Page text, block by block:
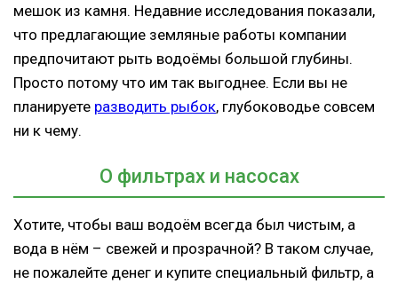
мешок из камня. Недавние исследования показали,
что предлагающие земляные работы компании
предпочитают рыть водоёмы большой глубины.
Просто потому что им так выгоднее. Если вы не
планируете разводить рыбок, глубоководье совсем
ни к чему.
О фильтрах и насосах
Хотите, чтобы ваш водоём всегда был чистым, а
вода в нём – свежей и прозрачной? В таком случае,
не пожалейте денег и купите специальный фильтр, а